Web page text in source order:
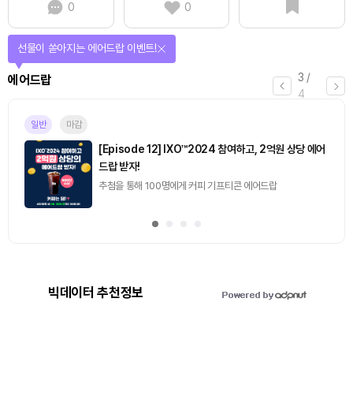
0
0
3 /
4
에어드랍
선물이 쏟아지는 에어드랍 이벤트!
일반 마감
[Episode 12] IXO™2024 참여하고, 2억원 상당 에어
드랍 받자!
추첨을 통해 100명에게 커피 기프티콘 에어드랍
빅데이터 추천정보